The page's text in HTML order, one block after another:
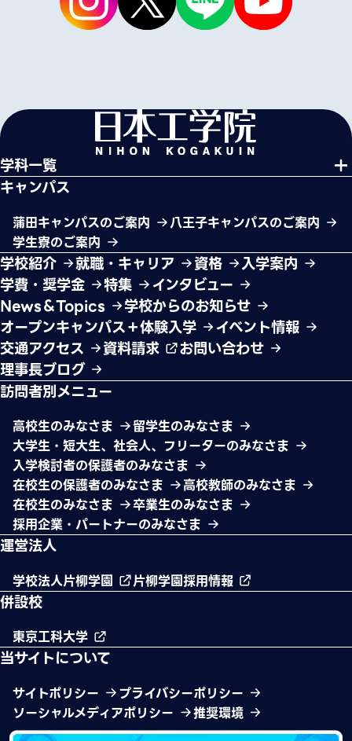
学科一覧
キャンパス
蒲田キャンパスのご案内
八王子キャンパスのご案内
学生寮のご案内
学校紹介 就職・キャリア 資格
入学案内
学費・奨学金
特集
インタビュー
News＆Topics
学校からのお知らせ
オープンキャンパス＋体験入学
イベント情報
交通アクセス
資料請求
お問い合わせ
理事長ブログ
訪問者別メニュー
高校生のみなさま
留学生のみなさま
大学生・短大生、社会人、フリーターのみなさま
入学検討者の保護者のみなさま
在校生の保護者のみなさま
高校教師のみなさま
在校生のみなさま
卒業生のみなさま
採用企業・パートナーのみなさま
運営法人
学校法人片柳学園 片柳学園採用情報
併設校
東京工科大学
当サイトについて
サイトポリシー
プライバシーポリシー
ソーシャルメディアポリシー
推奨環境